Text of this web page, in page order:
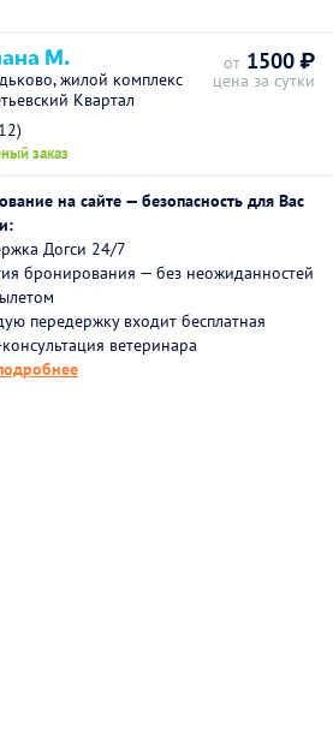
М.
жилой комплекс
Квартал
заказ
от 1500 ₽
цена за сутки
на сайте — безопасность для Вас
Догси 24/7
бронирования — без неожиданностей
передержку входит бесплатная
ветеринара